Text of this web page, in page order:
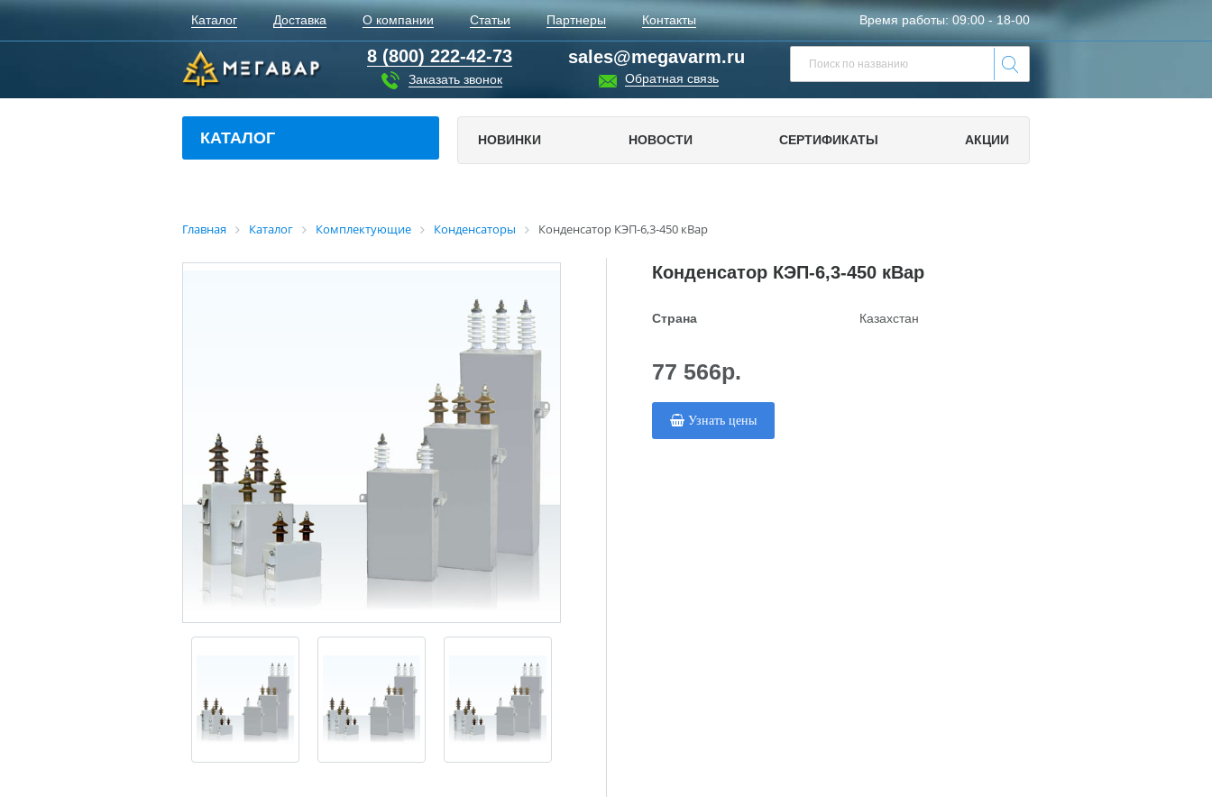
Каталог Доставка О компании Статьи Партнеры Контакты Время работы: 09:00 - 18-00
8 (800) 222-42-73
Заказать звонок
sales@megavarm.ru
Обратная связь
КАТАЛОГ НОВИНКИ НОВОСТИ СЕРТИФИКАТЫ АКЦИИ
Главная Каталог Комплектующие Конденсаторы Конденсатор КЭП-6,3-450 кВар
Конденсатор КЭП-6,3-450 кВар
Страна Казахстан
77 566р.
Узнать цены